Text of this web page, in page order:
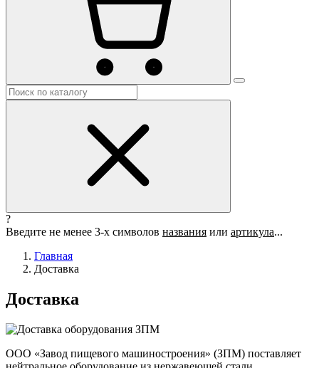
?
Введите не менее 3-х символов названия или артикула...
Главная
Доставка
Доставка
ООО «Завод пищевого машиностроения» (ЗПМ) поставляет